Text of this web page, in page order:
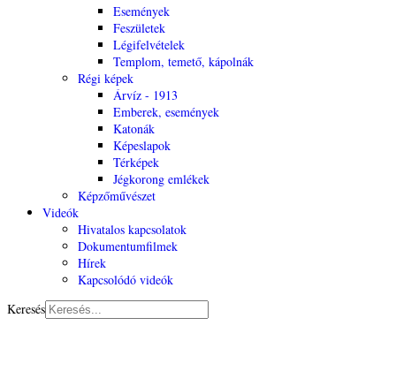
Események
Feszületek
Légifelvételek
Templom, temető, kápolnák
Régi képek
Árvíz - 1913
Emberek, események
Katonák
Képeslapok
Térképek
Jégkorong emlékek
Képzőművészet
Videók
Hivatalos kapcsolatok
Dokumentumfilmek
Hírek
Kapcsolódó videók
Keresés